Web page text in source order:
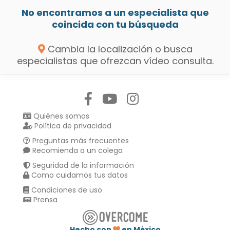
No encontramos a un especialista que
coincida con tu búsqueda
Cambia la localización o busca
especialistas que ofrezcan vídeo consulta.
Quiénes somos
Política de privacidad
Preguntas más frecuentes
Recomienda a un colega
Seguridad de la información
Como cuidamos tus datos
Condiciones de uso
Prensa